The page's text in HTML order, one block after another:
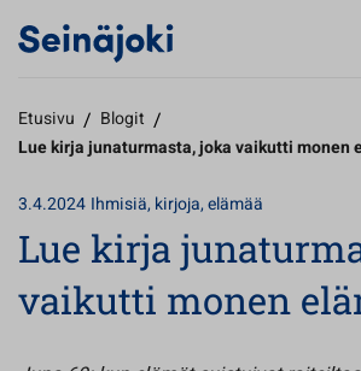
Etusivu / Blogit /
Lue kirja junaturmasta, joka vaikutti monen
3.4.2024 Ihmisiä, kirjoja, elämää
Lue kirja
vaikutti monen